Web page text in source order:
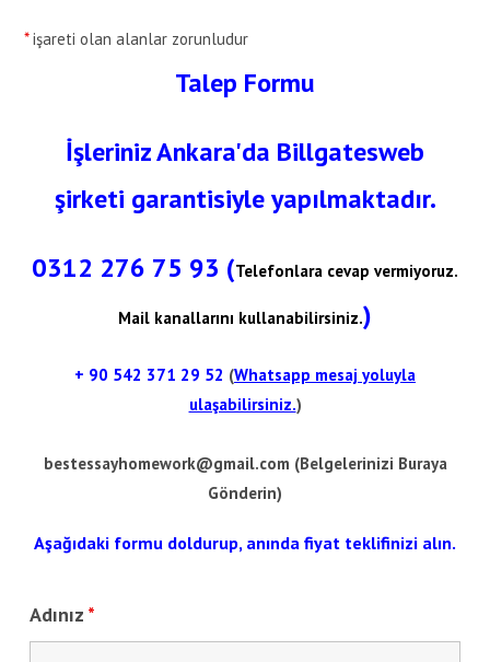
*işareti olan alanlar zorunludur
Talep Formu
İşleriniz Ankara'da Billgatesweb
şirketi garantisiyle yapılmaktadır.
0312 276 75 93 (Telefonlara cevap vermiyoruz.
Mail kanallarını kullanabilirsiniz.)
+ 90 542 371 29 52 (Whatsapp mesaj yoluyla
ulaşabilirsiniz.)
bestessayhomework@gmail.com (Belgelerinizi Buraya
Gönderin)
Aşağıdaki formu doldurup, anında fiyat teklifinizi alın.
Adınız *